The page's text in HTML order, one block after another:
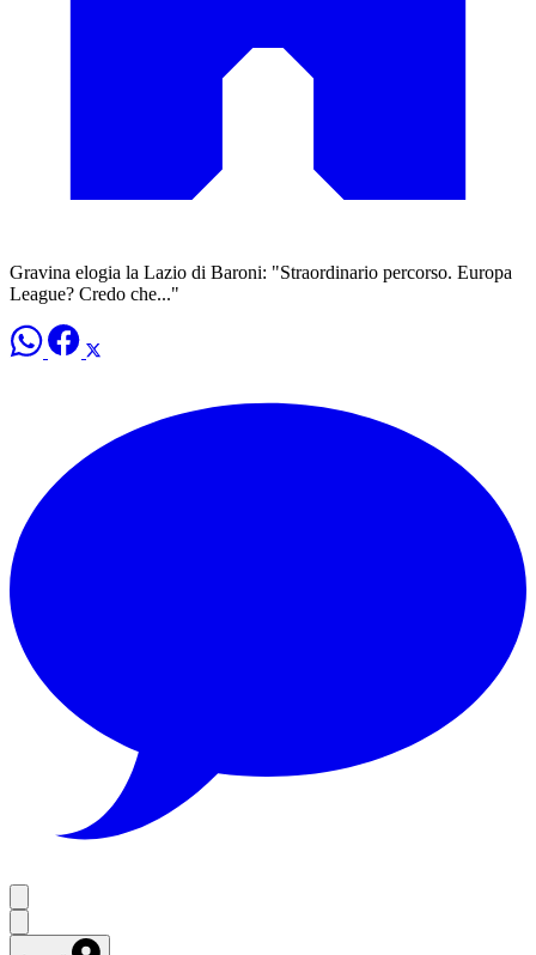
Gravina elogia la Lazio di Baroni: "Straordinario percorso. Europa
League? Credo che..."